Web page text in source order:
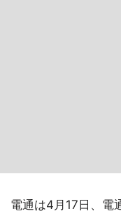
電通は4月17日、電